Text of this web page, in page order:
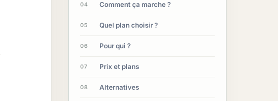
04 Comment ça marche ?
05 Quel plan choisir ?
06 Pour qui ?
07 Prix et plans
08 Alternatives